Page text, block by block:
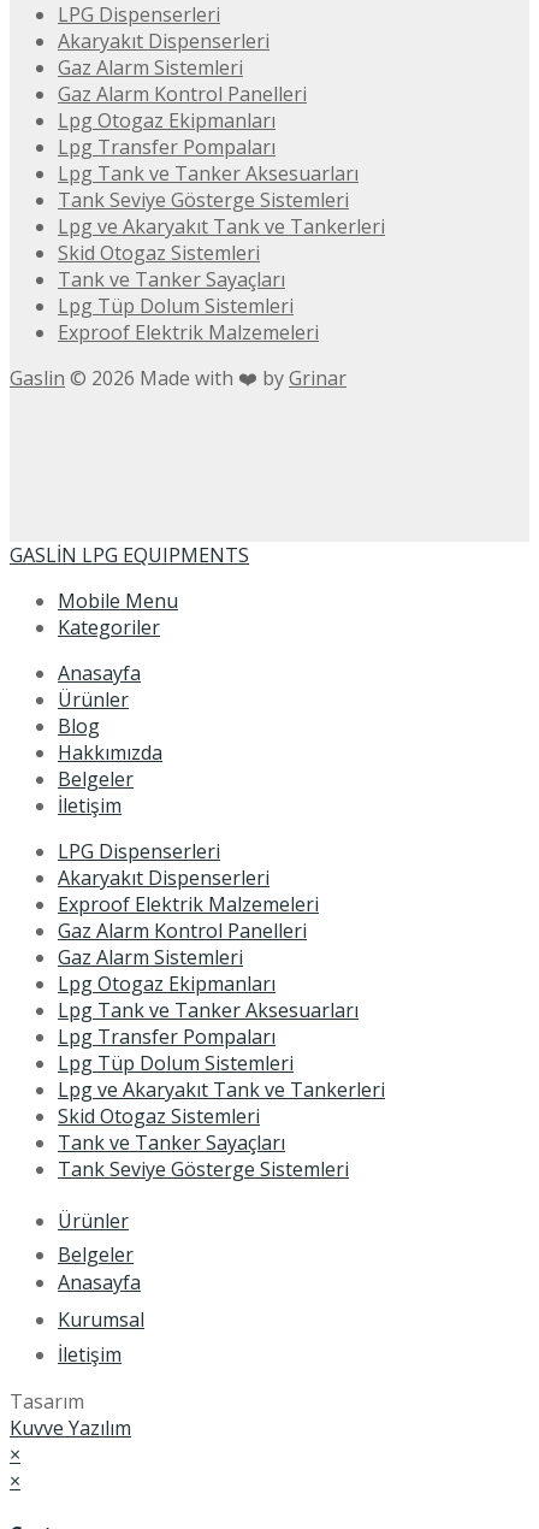
LPG Dispenserleri
Akaryakıt Dispenserleri
Gaz Alarm Sistemleri
Gaz Alarm Kontrol Panelleri
Lpg Otogaz Ekipmanları
Lpg Transfer Pompaları
Lpg Tank ve Tanker Aksesuarları
Tank Seviye Gösterge Sistemleri
Lpg ve Akaryakıt Tank ve Tankerleri
Skid Otogaz Sistemleri
Tank ve Tanker Sayaçları
Lpg Tüp Dolum Sistemleri
Exproof Elektrik Malzemeleri
Gaslin © 2026 Made with ❤️ byGrinar
GASLİN LPG EQUIPMENTS
Mobile Menu
Kategoriler
Anasayfa
Ürünler
Blog
Hakkımızda
Belgeler
İletişim
LPG Dispenserleri
Akaryakıt Dispenserleri
Exproof Elektrik Malzemeleri
Gaz Alarm Kontrol Panelleri
Gaz Alarm Sistemleri
Lpg Otogaz Ekipmanları
Lpg Tank ve Tanker Aksesuarları
Lpg Transfer Pompaları
Lpg Tüp Dolum Sistemleri
Lpg ve Akaryakıt Tank ve Tankerleri
Skid Otogaz Sistemleri
Tank ve Tanker Sayaçları
Tank Seviye Gösterge Sistemleri
Ürünler
Belgeler
Anasayfa
Kurumsal
İletişim
Tasarım
Kuvve Yazılım
×
×